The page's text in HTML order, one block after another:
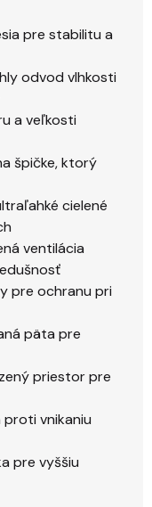
pre stabilitu a
odvod vlhkosti
a veľkosti
špičke, ktorý
cielené
ventilácia
pre ochranu pri
päta pre
priestor pre
proti vnikaniu
pre vyššiu